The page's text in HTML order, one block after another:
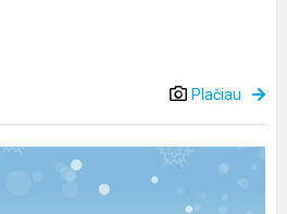
Plačiau